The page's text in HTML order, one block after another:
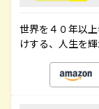
世界を４０年以
けする、人生を